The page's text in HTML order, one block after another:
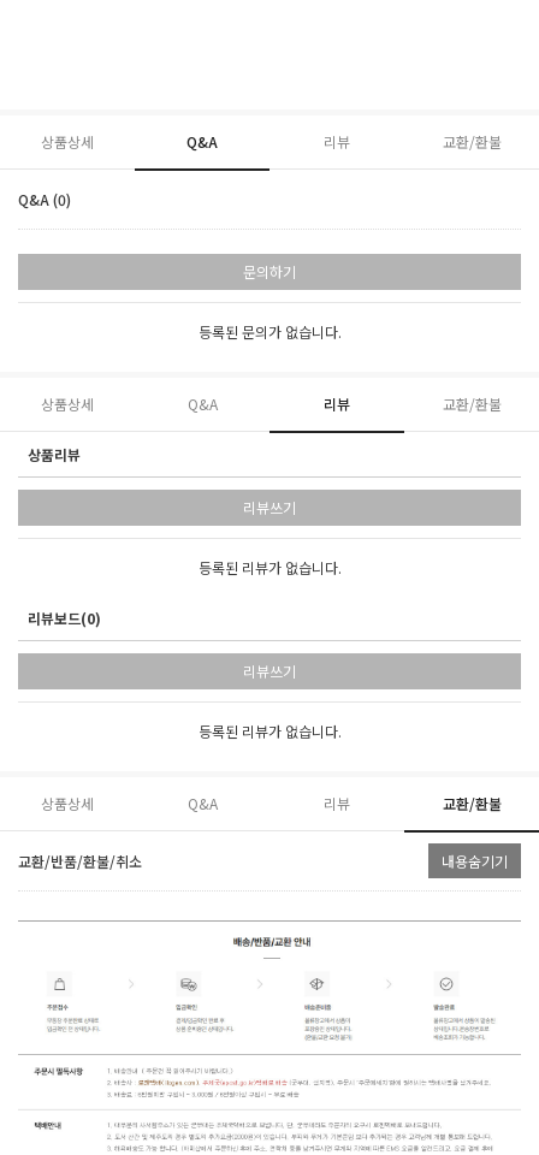
상품상세 Q&A 리뷰 교환/환불
Q&A (0)
문의하기
등록된 문의가 없습니다.
상품상세 Q&A 리뷰 교환/환불
상품리뷰
리뷰쓰기
등록된 리뷰가 없습니다.
리뷰보드(0)
리뷰쓰기
등록된 리뷰가 없습니다.
상품상세 Q&A 리뷰 교환/환불
교환/반품/환불/취소 내용숨기기